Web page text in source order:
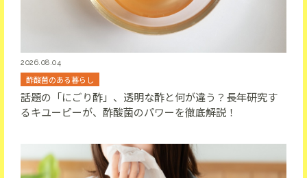
2026.08.04
酢酸菌のある暮らし
話題の「にごり酢」、透明な酢と何が違う？長年研究す
るキユーピーが、酢酸菌のパワーを徹底解説！